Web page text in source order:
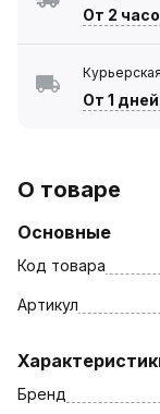
От 2
От 1 дней
О товаре
Основные
Код товара
Артикул
Бренд